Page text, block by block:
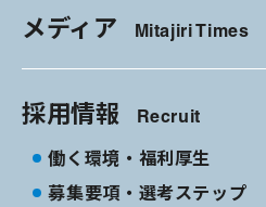
メディア Mitajiri Times
採用情報 Recruit
働く環境・福利厚生
募集要項・選考ステップ